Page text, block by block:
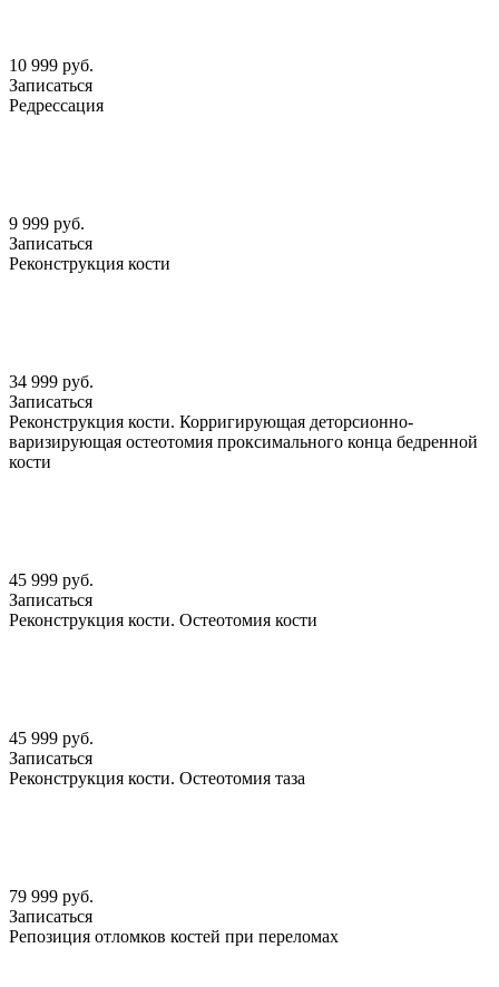
10 999 руб.
Записаться
Редрессация
9 999 руб.
Записаться
Реконструкция кости
34 999 руб.
Записаться
Реконструкция кости. Корригирующая деторсионно-
варизирующая остеотомия проксимального конца бедренной
кости
45 999 руб.
Записаться
Реконструкция кости. Остеотомия кости
45 999 руб.
Записаться
Реконструкция кости. Остеотомия таза
79 999 руб.
Записаться
Репозиция отломков костей при переломах